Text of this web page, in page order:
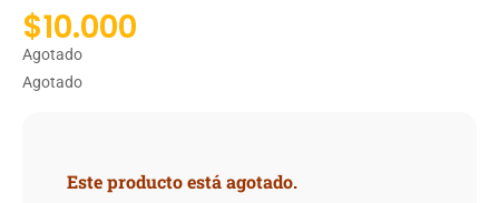
$10.000
Agotado
Agotado
Este producto está agotado.